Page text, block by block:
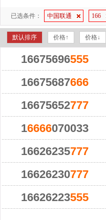
已选条件： 中国联通 166
默认排序 价格↑ 价格↓
16675696555
16675687666
16675652777
16666070033
16626235777
16626230777
16626223555